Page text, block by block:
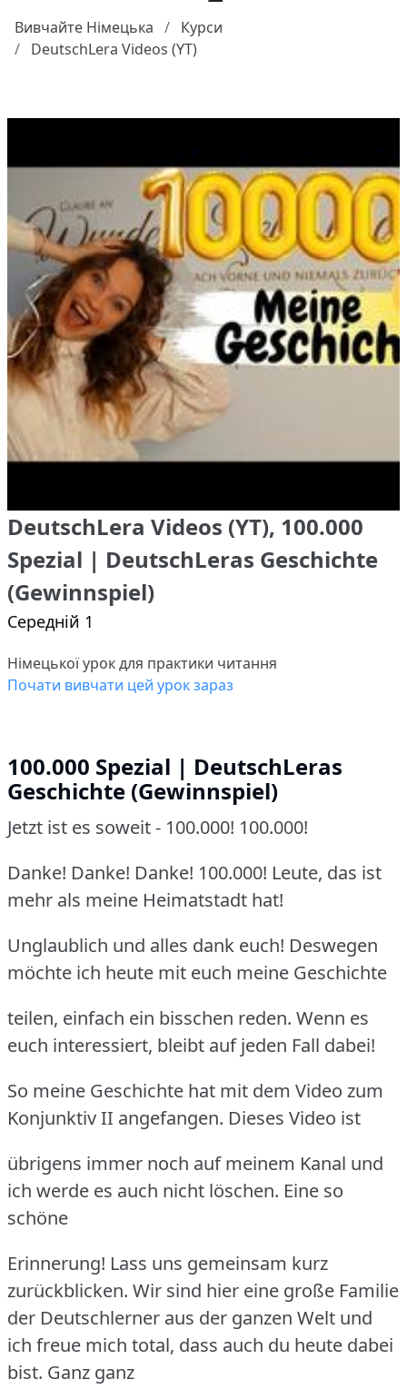
Вивчайте Німецька
Курси
DeutschLera Videos (YT)
DeutschLera Videos (YT), 100.000
Spezial | DeutschLeras Geschichte
(Gewinnspiel)
Середній 1
Німецької урок для практики читання
Почати вивчати цей урок зараз
100.000 Spezial | DeutschLeras
Geschichte (Gewinnspiel)
Jetzt ist es soweit - 100.000! 100.000!
Danke! Danke! Danke! 100.000! Leute, das ist
mehr als meine Heimatstadt hat!
Unglaublich und alles dank euch! Deswegen
möchte ich heute mit euch meine Geschichte
teilen, einfach ein bisschen reden. Wenn es
euch interessiert, bleibt auf jeden Fall dabei!
So meine Geschichte hat mit dem Video zum
Konjunktiv II angefangen. Dieses Video ist
übrigens immer noch auf meinem Kanal und
ich werde es auch nicht löschen. Eine so
schöne
Erinnerung! Lass uns gemeinsam kurz
zurückblicken. Wir sind hier eine große Familie
der Deutschlerner aus der ganzen Welt und
ich freue mich total, dass auch du heute dabei
bist. Ganz ganz